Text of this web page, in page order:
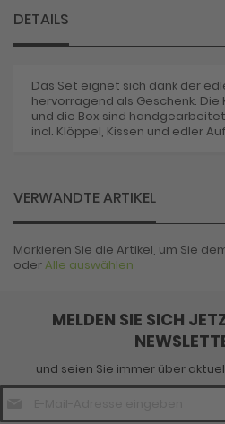
DETAILS
Das Set eignet sich dank der
hervorragend als Geschenk. Die
und die Box sind
incl. Klöppel, Kissen und edler
VERWANDTE ARTIKEL
Markieren Sie die Artikel, um Sie
oderAlle auswählen
MELDEN SIE SICH
und seien Sie immer über
E-